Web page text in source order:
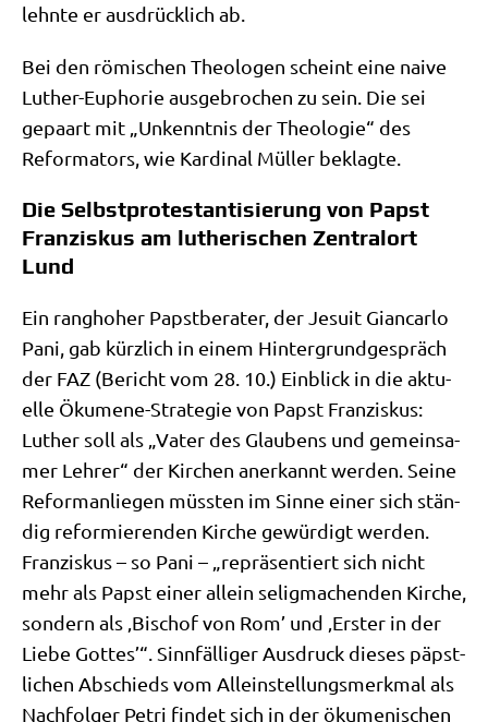
lehn­te er aus­drück­lich ab.
Bei den römi­schen Theo­lo­gen scheint eine nai­ve
Luther-Eupho­rie aus­ge­bro­chen zu sein. Die sei
gepaart mit „Unkennt­nis der Theo­lo­gie“ des
Refor­ma­tors, wie Kar­di­nal Mül­ler beklagte.
Die Selbstprotestantisierung von Papst
Franziskus am lutherischen Zentralort
Lund
Ein rang­ho­her Papst­be­ra­ter, der Jesu­it Gian­car­lo
Pani, gab kürz­lich in einem Hin­ter­grund­ge­spräch
der FAZ (Bericht vom 28. 10.) Ein­blick in die aktu­
el­le Öku­me­ne-Stra­te­gie von Papst Fran­zis­kus:
Luther soll als „Vater des Glau­bens und gemein­sa­
mer Leh­rer“ der Kir­chen aner­kannt wer­den. Sei­ne
Reform­an­lie­gen müss­ten im Sin­ne einer sich stän­
dig refor­mie­ren­den Kir­che gewür­digt wer­den.
Fran­zis­kus – so Pani – „reprä­sen­tiert sich nicht
mehr als Papst einer allein selig­ma­chen­den Kir­che,
son­dern als ‚Bischof von Rom’ und ‚Erster in der
Lie­be Got­tes’“. Sinn­fäl­li­ger Aus­druck die­ses päpst­
li­chen Abschieds vom Allein­stel­lungs­merk­mal als
Nach­fol­ger Petri fin­det sich in der öku­me­ni­schen